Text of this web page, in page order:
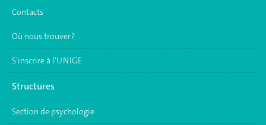
Contacts
Où nous trouver ?
S'inscrire à l'UNIGE
Structures
Section de psychologie